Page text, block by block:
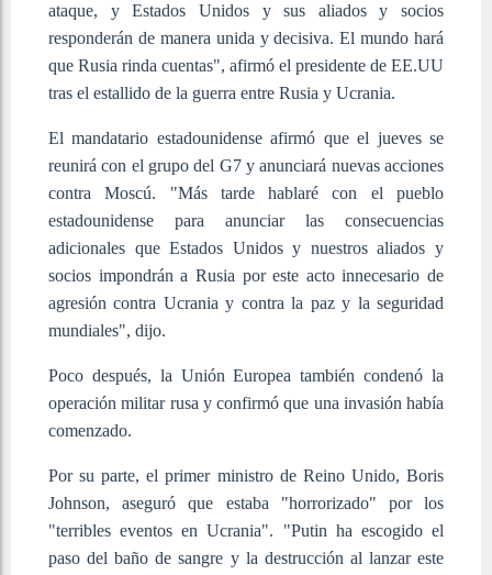
ataque, y Estados Unidos y sus aliados y socios
responderán de manera unida y decisiva. El mundo hará
que Rusia rinda cuentas", afirmó el presidente de EE.UU
tras el estallido de la guerra entre Rusia y Ucrania.
El mandatario estadounidense afirmó que el jueves se
reunirá con el grupo del G7 y anunciará nuevas acciones
contra Moscú. "Más tarde hablaré con el pueblo
estadounidense para anunciar las consecuencias
adicionales que Estados Unidos y nuestros aliados y
socios impondrán a Rusia por este acto innecesario de
agresión contra Ucrania y contra la paz y la seguridad
mundiales", dijo.
Poco después, la Unión Europea también condenó la
operación militar rusa y confirmó que una invasión había
comenzado.
Por su parte, el primer ministro de Reino Unido, Boris
Johnson, aseguró que estaba "horrorizado" por los
"terribles eventos en Ucrania". "Putin ha escogido el
paso del baño de sangre y la destrucción al lanzar este